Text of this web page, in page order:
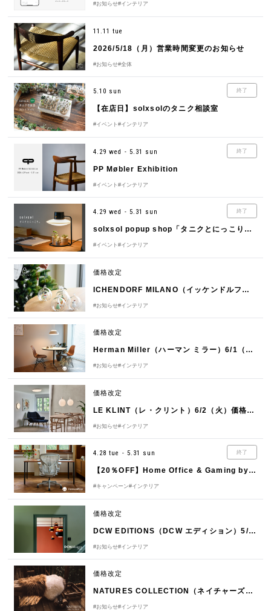
#お知らせ#インテリア
11.11 tue
2026/5/18（月）営業時間変更のお知らせ
#お知らせ#全体
終了
5.10 sun
【在店日】solxsolのタニク相談室
#イベント #インテリア
終了
4.29 wed - 5.31 sun
PP Møbler Exhibition
#イベント #インテリア
終了
4.29 wed - 5.31 sun
solxsol popup shop「タニクとにっこり。」
#イベント #インテリア
価格改定
ICHENDORF MILANO（イッケンドルフ・ミラノ）6/10（水）価格改定のお知らせ
#お知らせ#インテリア
価格改定
Herman Miller（ハーマン ミラー）6/1（月）価格改定のお知らせ
#お知らせ#インテリア
価格改定
LE KLINT（レ・クリント）6/2（火）価格改定のお知らせ
#お知らせ#インテリア
終了
4.28 tue - 5.31 sun
【20％OFF】Home Office & Gaming by Herman Miller（ハーマンミラー）
#キャンペーン#インテリア
価格改定
DCW EDITIONS（DCW エディション）5/7（木）価格改定のお知らせ
#お知らせ#インテリア
価格改定
NATURES COLLECTION（ネイチャーズコレクション）5/7（木）価格改定のお知らせ
#お知らせ#インテリア